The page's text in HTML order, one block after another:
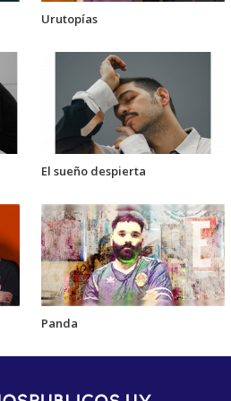
Urutopías
El sueño despierta
Panda